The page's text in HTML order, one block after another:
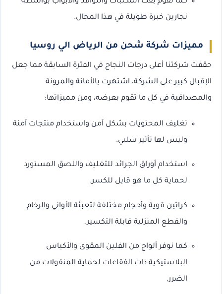
نجارين خبرة طويلة في هذا المجال.
مميزات شركة شحن من الرياض الي روسيا
حققت شركتنا أعلى درجات النجاح في الفترة السابقة مما جعل
الإقبال كبير على الشركة، اشتهرت بالأمانة والمرونة
والمصداقية في كل ما تقوم بعرضه، ومن مميزاتها:
تغليف المحتويات بشكل آمن واستخدام منتجات آمنة
وليس لها تأثير سلبي.
استخدام أوراق الجرائد للتغليف واللصق المستورد
لحماية كل ما هو قابل للكسر.
كراتين قوية وأحجام مختلفة لتعبئة الأواني والرخام
والقطع المنزلية قابلة التكسير.
كما نوفر ألواح من الفلين المقوى والأكياس
البلاستيكية ذات الفقاعات لحماية المنقولات من
الضرر.